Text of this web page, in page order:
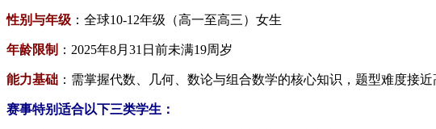
性别与年级​ ：全球10-12年级（高一至高三）女生
年龄限制​ ：2025年8月31日前未满19周岁
能力基础​ ：需掌握代数、几何、数论与组合数学的核心知识，题型难度接
赛事特别适合以下三类学生：